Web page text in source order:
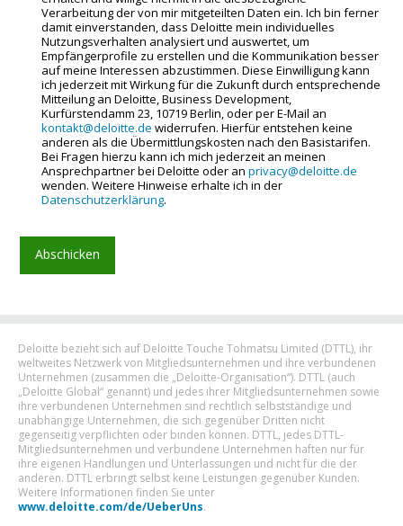
Verarbeitung der von mir mitgeteilten Daten ein. Ich bin ferner
damit einverstanden, dass Deloitte mein individuelles
Nutzungsverhalten analysiert und auswertet, um
Empfängerprofile zu erstellen und die Kommunikation besser
auf meine Interessen abzustimmen. Diese Einwilligung kann
ich jederzeit mit Wirkung für die Zukunft durch entsprechende
Mitteilung an Deloitte, Business Development,
Kurfürstendamm 23, 10719 Berlin, oder per E-Mail an
kontakt@deloitte.de widerrufen. Hierfür entstehen keine
anderen als die Übermittlungskosten nach den Basistarifen.
Bei Fragen hierzu kann ich mich jederzeit an meinen
Ansprechpartner bei Deloitte oder an privacy@deloitte.de
wenden. Weitere Hinweise erhalte ich in der
Datenschutzerklärung.
Deloitte bezieht sich auf Deloitte Touche Tohmatsu Limited (DTTL), ihr
weltweites Netzwerk von Mitgliedsunternehmen und ihre verbundenen
Unternehmen (zusammen die „Deloitte-Organisation“). DTTL (auch
„Deloitte Global“ genannt) und jedes ihrer Mitgliedsunternehmen sowie
ihre verbundenen Unternehmen sind rechtlich selbstständige und
unabhängige Unternehmen, die sich gegenüber Dritten nicht
gegenseitig verpflichten oder binden können. DTTL, jedes DTTL-
Mitgliedsunternehmen und verbundene Unternehmen haften nur für
ihre eigenen Handlungen und Unterlassungen und nicht für die der
anderen. DTTL erbringt selbst keine Leistungen gegenüber Kunden.
Weitere Informationen finden Sie unter
www.deloitte.com/de/UeberUns.